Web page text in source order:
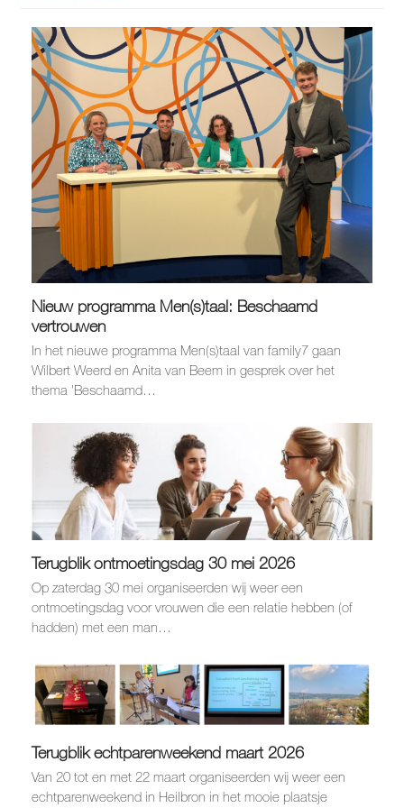
Nieuw programma Men(s)taal: Beschaamd
vertrouwen
In het nieuwe programma Men(s)taal van family7 gaan
Wilbert Weerd en Anita van Beem in gesprek over het
thema 'Beschaamd…
Terugblik ontmoetingsdag 30 mei 2026
Op zaterdag 30 mei organiseerden wij weer een
ontmoetingsdag voor vrouwen die een relatie hebben (of
hadden) met een man…
Terugblik echtparenweekend maart 2026
Van 20 tot en met 22 maart organiseerden wij weer een
echtparenweekend in Heilbron in het mooie plaatsje